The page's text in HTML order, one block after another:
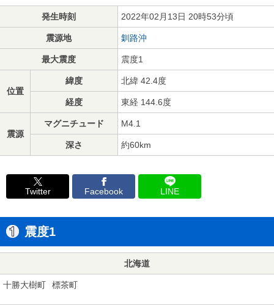
発生時刻 2022年02月13日 20時53分頃
震源地 釧路沖
最大震度 震度1
位置
緯度 北緯 42.4度
経度 東経 144.6度
震源
マグニチュード M4.1
深さ 約60km
Twitter Facebook LINE
震度1
北海道
十勝大樹町 標茶町